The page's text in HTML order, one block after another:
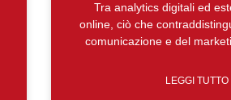
Tra analytics digitali ed
online, ciò che
comunicazione e del
LEGGI TUTTO